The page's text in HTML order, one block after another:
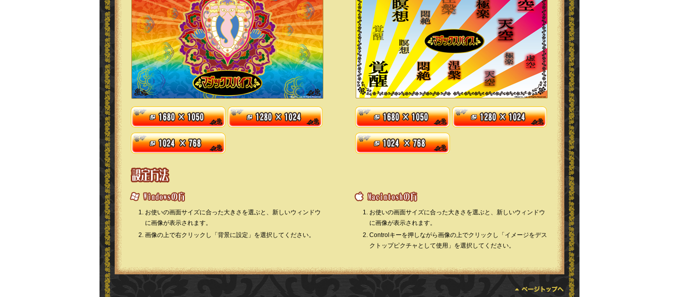
お使いの画面サイズに合った大きさを選ぶと、新しいウィンドウ
に画像が表示されます。
画像の上で右クリックし「背景に設定」を選択してください。
お使いの画面サイズに合った大きさを選ぶと、新しいウィンドウ
に画像が表示されます。
Controlキーを押しながら画像の上でクリックし「イメージをデス
クトップピクチャとして使用」を選択してください。